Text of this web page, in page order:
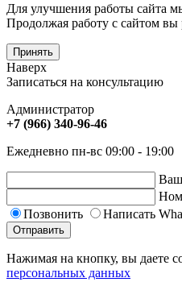
Для улучшения работы сайта
Продолжая работу с сайтом вы
Принять
Наверх
Записаться на консультацию
Администратор
+7 (966) 340-96-46
Ежедневно пн-вс 09:00 - 19:00
Позвонить
Написать
Отправить
Нажимая на кнопку, вы даете
персональных данных